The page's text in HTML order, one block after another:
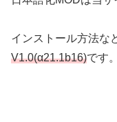
インストール方法な
V1.0(α21.1b16)です。